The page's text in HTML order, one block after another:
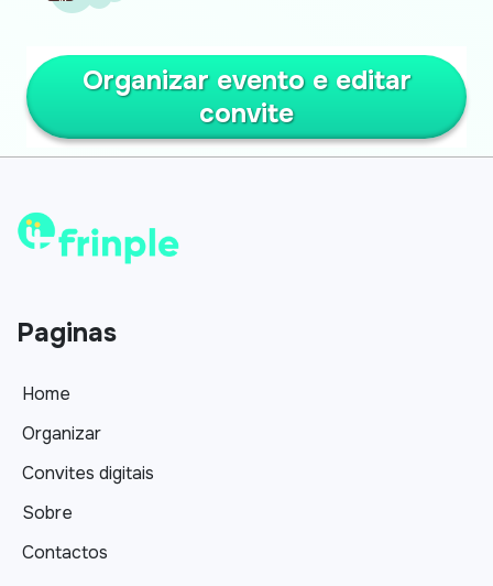
Organizar evento e editar
convite
Paginas
Home
Organizar
Convites digitais
Sobre
Contactos